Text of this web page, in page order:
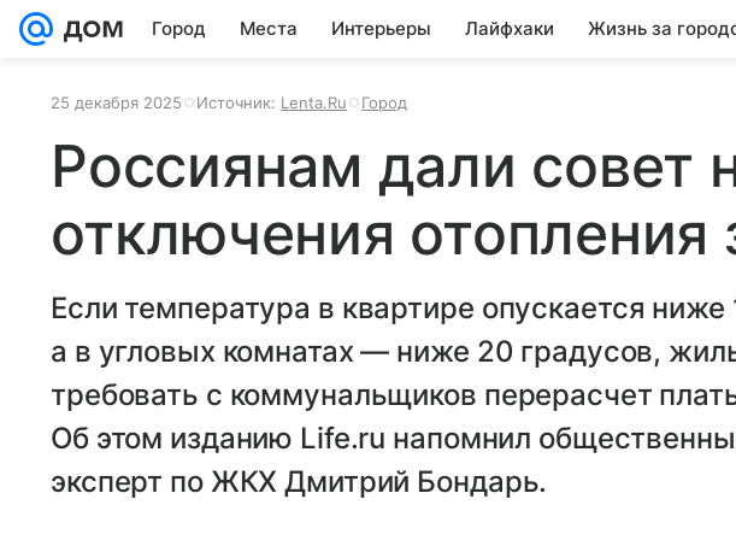
Город Места Интерьеры Лайфхаки Жизнь за
25 декабря 2025 Источник: Lenta.Ru Город
Россиянам дали совет
отключения отопления
Если температура в квартире опускается ниже
а в угловых комнатах — ниже 20 градусов,
требовать с коммунальщиков перерасчет
Об этом изданию Life.ru напомнил
эксперт по ЖКХ Дмитрий Бондарь.